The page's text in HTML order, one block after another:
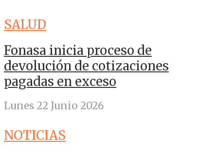
SALUD
Fonasa inicia proceso de
devolución de cotizaciones
pagadas en exceso
Lunes 22 Junio 2026
NOTICIAS